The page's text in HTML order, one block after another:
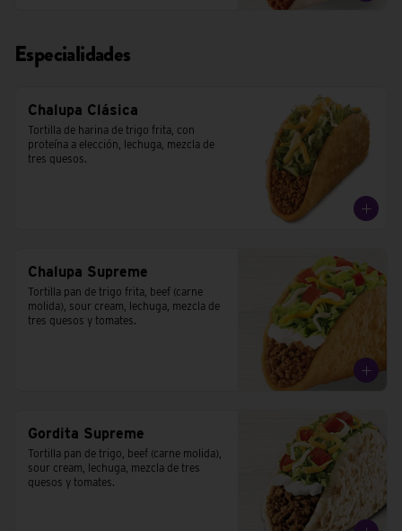
Especialidades
Chalupa Clásica
Tortilla de harina de trigo frita, con
proteína a elección, lechuga, mezcla de
tres quesos.
Chalupa Supreme
Tortilla pan de trigo frita, beef (carne
molida), sour cream, lechuga, mezcla de
tres quesos y tomates.
Gordita Supreme
Tortilla pan de trigo, beef (carne molida),
sour cream, lechuga, mezcla de tres
quesos y tomates.